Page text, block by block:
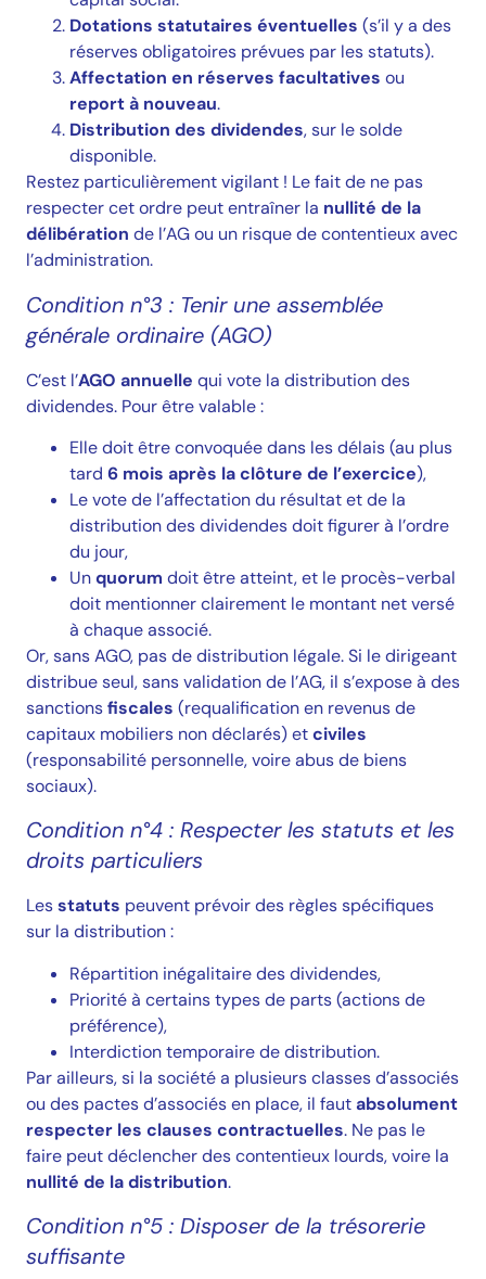
Dotations statutaires éventuelles (s’il y a des
réserves obligatoires prévues par les statuts).
Affectation en réserves facultatives ou
report à nouveau.
Distribution des dividendes, sur le solde
disponible.
Restez particulièrement vigilant ! Le fait de ne pas
respecter cet ordre peut entraîner la nullité de la
délibération de l’AG ou un risque de contentieux avec
l’administration.
Condition n°3 : Tenir une assemblée
générale ordinaire (AGO)
C’est l’AGO annuelle qui vote la distribution des
dividendes. Pour être valable :
Elle doit être convoquée dans les délais (au plus
tard 6 mois après la clôture de l’exercice),
Le vote de l’affectation du résultat et de la
distribution des dividendes doit figurer à l’ordre
du jour,
Unquorum doit être atteint, et le procès-verbal
doit mentionner clairement le montant net versé
à chaque associé.
Or, sans AGO, pas de distribution légale. Si le dirigeant
distribue seul, sans validation de l’AG, il s’expose à des
sanctionsfiscales (requalification en revenus de
capitaux mobiliers non déclarés) etciviles
(responsabilité personnelle, voire abus de biens
sociaux).
Condition n°4 : Respecter les statuts et les
droits particuliers
Lesstatuts peuvent prévoir des règles spécifiques
sur la distribution :
Répartition inégalitaire des dividendes,
Priorité à certains types de parts (actions de
préférence),
Interdiction temporaire de distribution.
Par ailleurs, si la société a plusieurs classes d’associés
ou des pactes d’associés en place, il fautabsolument
respecter les clauses contractuelles. Ne pas le
faire peut déclencher des contentieux lourds, voire la
nullité de la distribution.
Condition n°5 : Disposer de la trésorerie
suffisante